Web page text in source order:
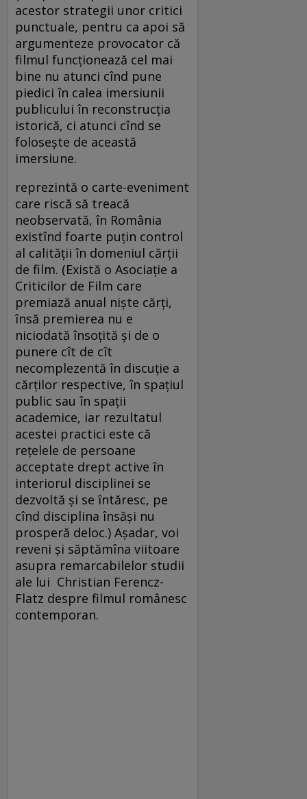
acestor strategii unor critici
punctuale, pentru ca apoi să
argumenteze provocator că
filmul funcţionează cel mai
bine nu atunci cînd pune
piedici în calea imersiunii
publicului în reconstrucţia
istorică, ci atunci cînd se
foloseşte de această
imersiune.
reprezintă o carte-eveniment
care riscă să treacă
neobservată, în România
existînd foarte puţin control
al calităţii în domeniul cărţii
de film. (Există o Asociaţie a
Criticilor de Film care
premiază anual nişte cărţi,
însă premierea nu e
niciodată însoţită şi de o
punere cît de cît
necomplezentă în discuţie a
cărţilor respective, în spaţiul
public sau în spaţii
academice, iar rezultatul
acestei practici este că
reţelele de persoane
acceptate drept active în
interiorul disciplinei se
dezvoltă şi se întăresc, pe
cînd disciplina însăşi nu
prosperă deloc.) Aşadar, voi
reveni şi săptămîna viitoare
asupra remarcabilelor studii
ale lui Christian Ferencz-
Flatz despre filmul românesc
contemporan.